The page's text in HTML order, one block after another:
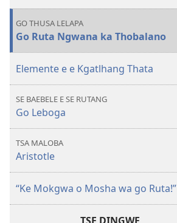
Tshela
Lefatsheng?
GO THUSA LELAPA
Go Ruta Ngwana ka Thobalano
Elemente e e Kgatlhang Thata
SE BAEBELE E SE RUTANG
Go Leboga
TSA MALOBA
Aristotle
“Ke Mokgwa o Mosha wa go Ruta!”